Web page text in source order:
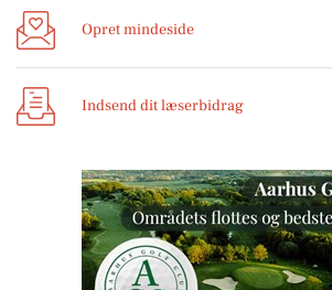
Opret mindeside
Indsend dit læserbidrag